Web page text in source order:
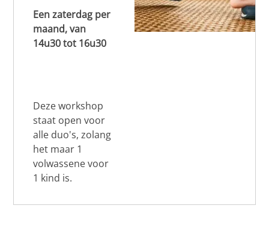
Een zaterdag per
maand, van
14u30 tot 16u30
Deze workshop
staat open voor
alle duo's, zolang
het maar 1
volwassene voor
1 kind is.